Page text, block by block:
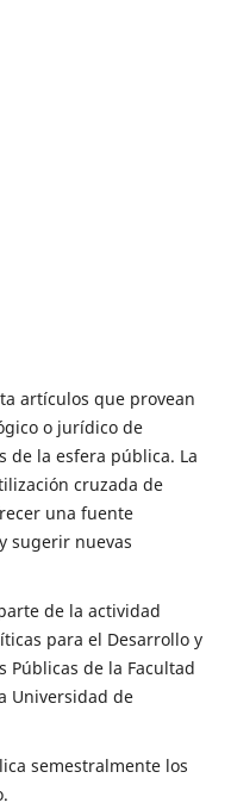
artículos que provean
o jurídico de
de la esfera pública. La
cruzada de
una fuente
sugerir nuevas
de la actividad
para el Desarrollo y
Públicas de la Facultad
Universidad de
semestralmente los